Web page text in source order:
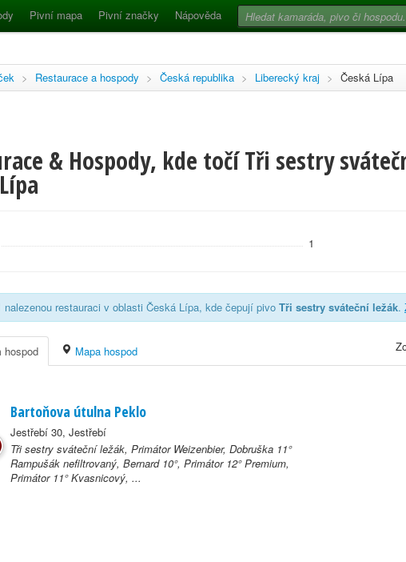
Pivní mapa Pivní značky Nápověda
> Restaurace a hospody > Česká republika > Liberecký kraj > Česká Lípa
& Hospody, kde točí Tři sestry
1
nalezenou restauraci v oblasti Česká Lípa, kde čepují pivo Tři sestry sváteční ležák.
hospod Mapa hospod
Bartoňova útulna Peklo
Jestřebí 30, Jestřebí
Tři sestry sváteční ležák, Primátor Weizenbier, Dobruška 11°
Rampušák nefiltrovaný, Bernard 10°, Primátor 12° Premium,
Primátor 11° Kvasnicový, ...